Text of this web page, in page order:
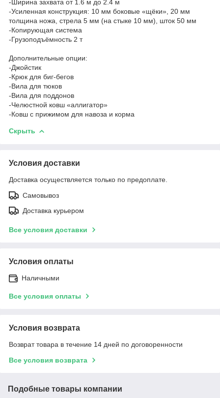
-Ширина захвата от 1.6 м до 2.4 м
-Усиленная конструкция: 10 мм боковые «щёки», 20 мм
толщина ножа, стрела 5 мм (на стыке 10 мм), шток 50 мм
-Копирующая система
-Грузоподъёмность 2 т
Дополнительные опции:
-Джойстик
-Крюк для биг-бегов
-Вила для тюков
-Вила для поддонов
-Челюстной ковш «аллигатор»
-Ковш с прижимом для навоза и корма
Скрыть
Условия доставки
Доставка осуществляется только по предоплате.
Самовывоз
Доставка курьером
Все условия доставки
Условия оплаты
Наличными
Все условия оплаты
Условия возврата
Возврат товара в течение 14 дней по договоренности
Все условия возврата
Подобные товары компании